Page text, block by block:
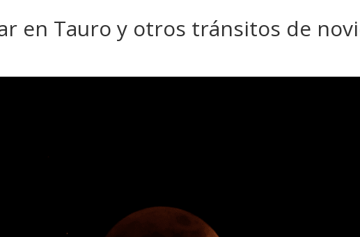
en Tauro y otros tránsitos de